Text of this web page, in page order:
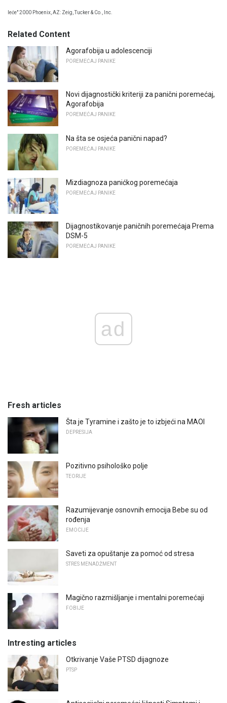
leće" 2000 Phoenix, AZ: Zeig, Tucker & Co., Inc.
Related Content
Agorafobija u adolescenciji
POREMEĆAJ PANIKE
Novi dijagnostički kriteriji za panični poremećaj,
Agorafobija
POREMEĆAJ PANIKE
Na šta se osjeća panični napad?
POREMEĆAJ PANIKE
Mizdiagnoza panićkog poremećaja
POREMEĆAJ PANIKE
Dijagnostikovanje paničnih poremećaja Prema
DSM-5
POREMEĆAJ PANIKE
ad
Fresh articles
Šta je Tyramine i zašto je to izbjeći na MAOI
DEPRESIJA
Pozitivno psihološko polje
TEORIJE
Razumijevanje osnovnih emocija Bebe su od
rođenja
EMOCIJE
Saveti za opuštanje za pomoć od stresa
STRES MENADŽMENT
Magično razmišljanje i mentalni poremećaji
FOBIJE
Intresting articles
Otkrivanje Vaše PTSD dijagnoze
PTSP